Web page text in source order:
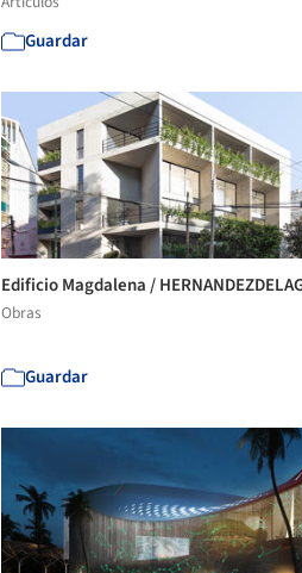
Guardar
Edificio Magdalena /
Obras
Guardar